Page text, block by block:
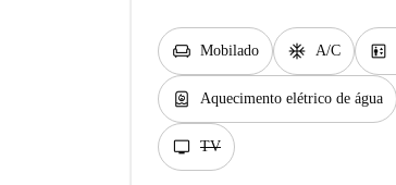
chair Mobilado ac_unit A/C elevator
water_heater Aquecimento elétrico de água
tv TV